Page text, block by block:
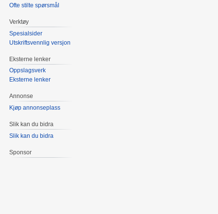
Ofte stilte spørsmål
Verktøy
Spesialsider
Utskriftsvennlig versjon
Eksterne lenker
Oppslagsverk
Eksterne lenker
Annonse
Kjøp annonseplass
Slik kan du bidra
Slik kan du bidra
Sponsor